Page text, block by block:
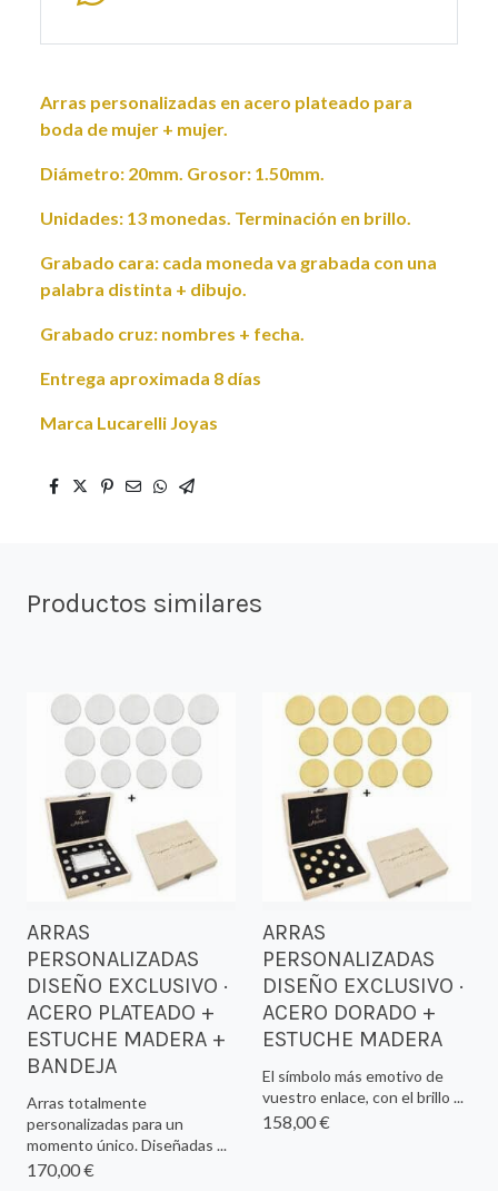
Arras personalizadas en acero plateado para
boda de mujer + mujer.
Diámetro: 20mm. Grosor: 1.50mm.
Unidades: 13 monedas. Terminación en brillo.
Grabado cara: cada moneda va grabada con una
palabra distinta + dibujo.
Grabado cruz: nombres + fecha.
Entrega aproximada 8 días
Marca Lucarelli Joyas
Productos similares
ARRAS
PERSONALIZADAS
DISEÑO EXCLUSIVO ·
ACERO PLATEADO +
ESTUCHE MADERA +
BANDEJA
Arras totalmente
personalizadas para un
momento único. Diseñadas ...
170,00 €
ARRAS
PERSONALIZADAS
DISEÑO EXCLUSIVO ·
ACERO DORADO +
ESTUCHE MADERA
El símbolo más emotivo de
vuestro enlace, con el brillo ...
158,00 €